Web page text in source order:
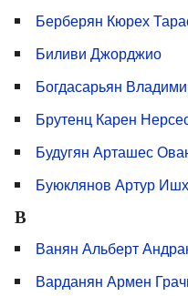
Берберян Кюрех
Биливи Джорджио
Богдасарьян
Брутенц Карен
Будугян Арташес
Буюклянов Артур
В
Ванян Альберт
Варданян Армен